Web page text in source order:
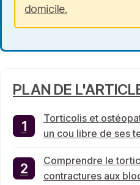
domicile.
PLAN DE
Torticolis et
un cou libre de ses
Comprendre le
contractures aux